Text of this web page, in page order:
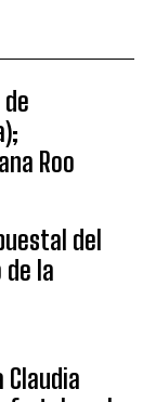
Roo
del
de la
Claudia